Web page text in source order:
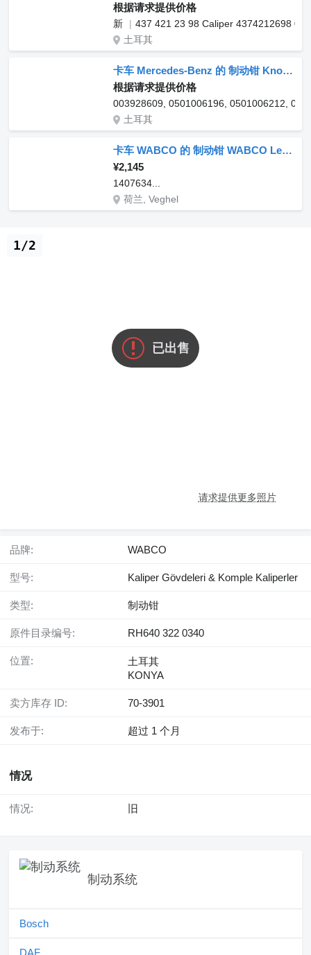
根据请求提供价格
新
437 421 23 98 Caliper 4374212698
土耳其
卡车 Mercedes-Benz 的 制动钳 Knorr-Bremse BRAKE CALIPER 003928609
根据请求提供价格
003928609, 0501006196, 0501006212,
土耳其
卡车 WABCO 的 制动钳 WABCO Left DAF 1407634
¥2,145
1407634...
荷兰, Veghel
已出售
请求提供更多照片
1/2
品牌: WABCO
型号: Kaliper Gövdeleri & Komple Kaliperler
类型: 制动钳
原件目录编号: RH640 322 0340
位置:
土耳其
KONYA
卖方库存 ID: 70-3901
发布于: 超过 1 个月
情况
情况: 旧
制动系统
Bosch